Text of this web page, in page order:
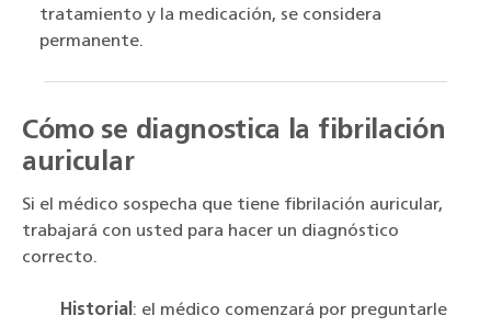
tratamiento y la medicación, se considera
permanente.
Cómo se diagnostica la fibrilación
auricular
Si el médico sospecha que tiene fibrilación auricular,
trabajará con usted para hacer un diagnóstico
correcto.
Historial: el médico comenzará por preguntarle